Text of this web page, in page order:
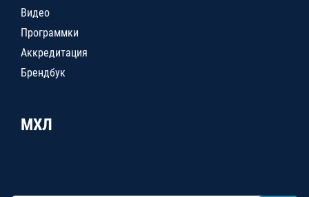
Видео
Программки
Аккредитация
Брендбук
МХЛ